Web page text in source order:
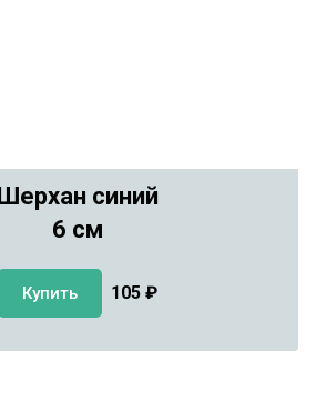
Шерхан синий
6 см
Купить 105 ₽